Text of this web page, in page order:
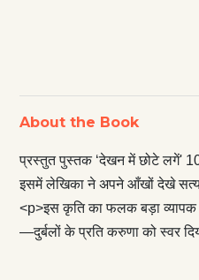
About the Book
प्रस्तुत पुस्तक ‘देखन में छोटे लगें'
इसमें लेखिका ने अपने आँखों देखे सत्य
<p>इस कृति का फलक बड़ा व्यापक
—दुर्बलों के प्रति करुणा को स्वर